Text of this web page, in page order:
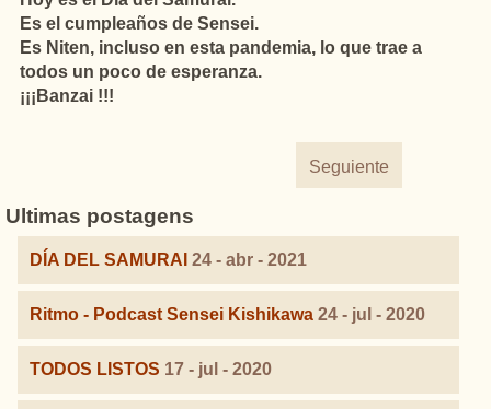
Es el cumpleaños de Sensei.
Es Niten, incluso en esta pandemia, lo que trae a
todos un poco de esperanza.
¡¡¡Banzai !!!
Seguiente
Ultimas postagens
DÍA DEL SAMURAI 24 - abr - 2021
Ritmo - Podcast Sensei Kishikawa 24 - jul - 2020
TODOS LISTOS 17 - jul - 2020